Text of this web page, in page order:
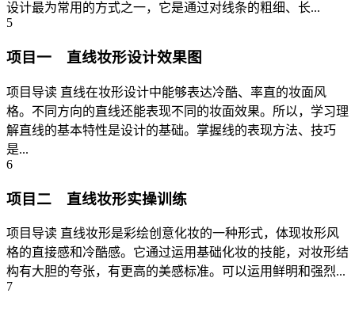
设计最为常用的方式之一，它是通过对线条的粗细、长...
5
项目一 直线妆形设计效果图
项目导读 直线在妆形设计中能够表达冷酷、率直的妆面风
格。不同方向的直线还能表现不同的妆面效果。所以，学习理
解直线的基本特性是设计的基础。掌握线的表现方法、技巧
是...
6
项目二 直线妆形实操训练
项目导读 直线妆形是彩绘创意化妆的一种形式，体现妆形风
格的直接感和冷酷感。它通过运用基础化妆的技能，对妆形结
构有大胆的夸张，有更高的美感标准。可以运用鲜明和强烈...
7